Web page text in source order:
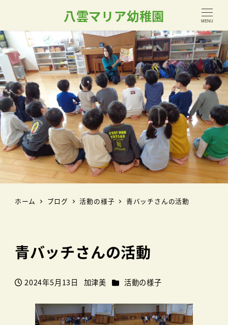
八雲マリア幼稚園 MENU
ホーム ブログ 活動の様子 青バッチさんの活動
青バッチさんの活動
投稿日
2024年5月13日
著
加津美 カテゴリー
活動の様子